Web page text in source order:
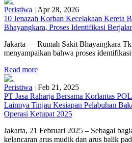
Peristiwa | Apr 28, 2026
10 Jenazah Korban Kecelakaan Kereta
Bhayangkara, Proses Identifikasi
Jakarta — Rumah Sakit Bhayangkara
menyampaikan bahwa proses
Read more
Peristiwa | Feb 21, 2025
PT Jasa Raharja Bersama Korlantas
Lainnya Tinjau Kesiapan Pelabuhan
Operasi Ketupat 2025
Jakarta, 21 Februari 2025 – Sebagai
kelancaran arus mudik dan arus balik